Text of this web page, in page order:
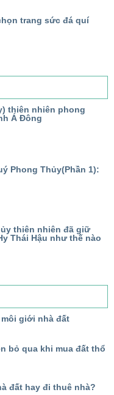
trang sức đá quí
thiên nhiên phong
Á Đông
Phong Thủy(Phần 1):
thiên nhiên đã giữ
Thái Hậu như thế nào
giới nhà đất
bỏ qua khi mua đất thổ
đất hay đi thuê nhà?